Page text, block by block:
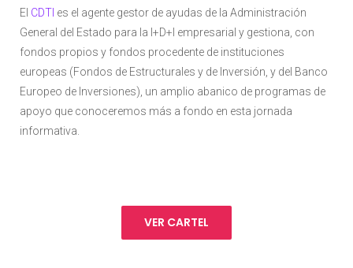
El CDTI es el agente gestor de ayudas de la Administración
General del Estado para la I+D+I empresarial y gestiona, con
fondos propios y fondos procedente de instituciones
europeas (Fondos de Estructurales y de Inversión, y del Banco
Europeo de Inversiones), un amplio abanico de programas de
apoyo que conoceremos más a fondo en esta jornada
informativa.
VER CARTEL